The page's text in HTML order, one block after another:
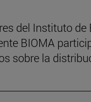
del Instituto de
BIOMA
sobre la